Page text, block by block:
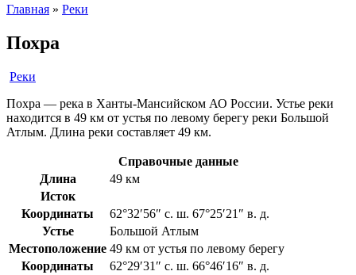
Главная » Реки
Похра
Реки
Похра — река в Ханты-Мансийском АО России. Устье реки
находится в 49 км от устья по левому берегу реки Большой
Атлым. Длина реки составляет 49 км.
Справочные данные
Длина
49 км
Исток
Координаты
62°32′56″ с. ш. 67°25′21″ в. д.
Устье
Большой Атлым
Местоположение 49 км от устья по левому берегу
Координаты
62°29′31″ с. ш. 66°46′16″ в. д.